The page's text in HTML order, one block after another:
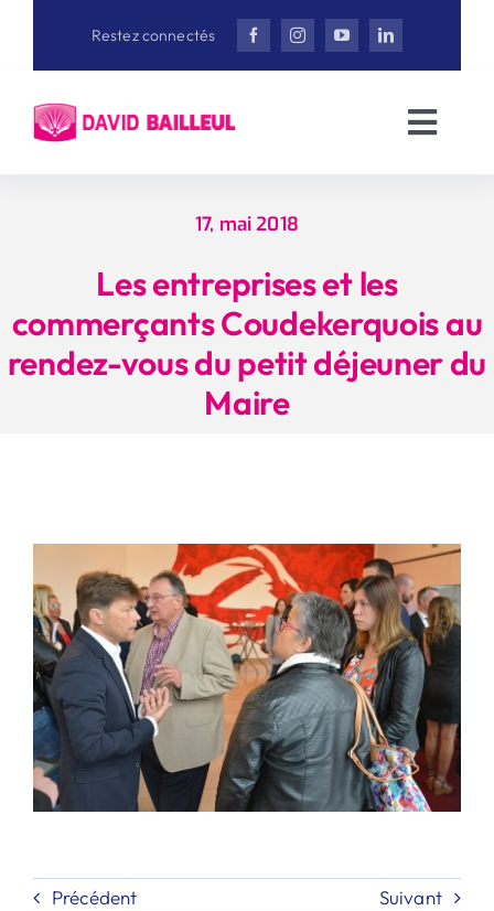
Restez connectés
Actualités
Rechercher:
17, mai 2018
Les entreprises et les
commerçants Coudekerquois au
rendez-vous du petit déjeuner du
Maire
Précédent Suivant